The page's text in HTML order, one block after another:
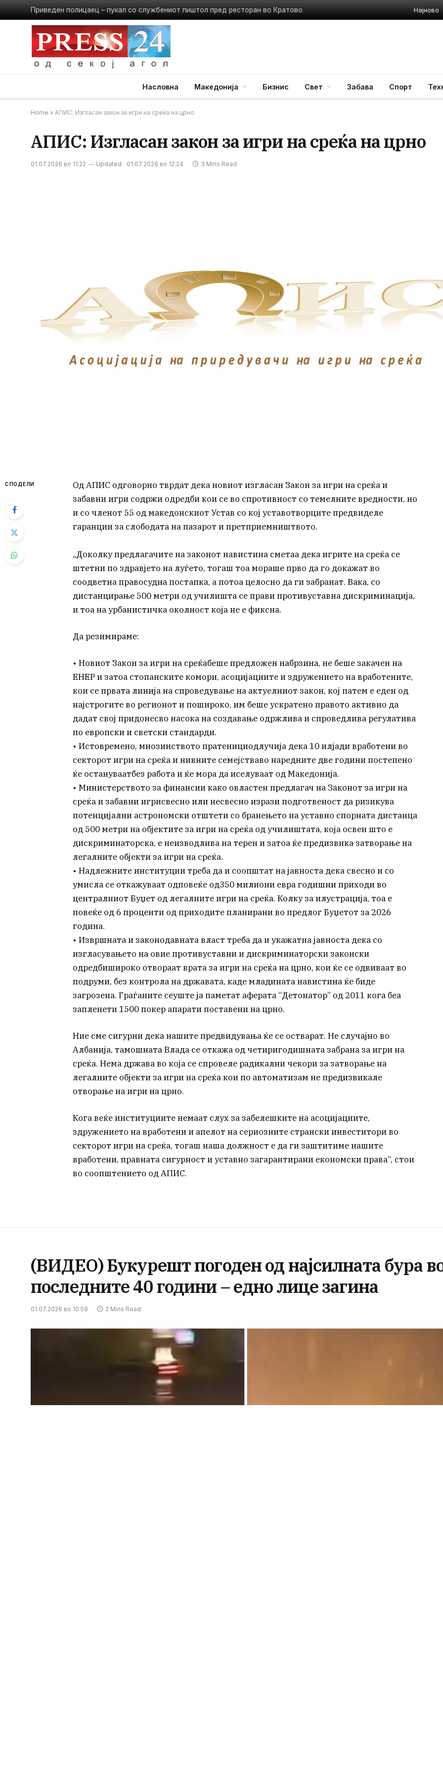
Приведен полицаец – пукал со службениот пиштол пред ресторан во Кратово Најново
Насловна Македонија Бизнис Свет Забава Спорт
Home » АПИС: Изгласан закон за игри на среќа на црно
АПИС: Изгласан закон за игри на среќа на црно
01.07.2026 во 11:22 Updated: 01.07.2026 во 12:24 3 Mins Read
СПОДЕЛИ
Од АПИС одговорно тврдат дека новиот изгласан Закон за игри на среќа и
забавни игри содржи одредби кои се во спротивност со темелните вредности, но
и со членот 55 од македонскиот Устав со кој уставотворците предвиделе
гаранции за слободата на пазарот и претприемништвото.
„Доколку предлагачите на законот навистина сметаа дека игрите на среќа се
штетни по здравјето на луѓето, тогаш тоа мораше прво да го докажат во
соодветна правосудна постапка, а потоа целосно да ги забранат. Вака, со
дистанцирање 500 метри од училишта се прави противуставна дискриминација,
и тоа на урбанистичка околност која не е фиксна.
Да резимираме:
• Новиот Закон за игри на среќабеше предложен набрзина, не беше закачен на
ЕНЕР и затоа стопанските комори, асоцијациите и здружението на вработените,
кои се првата линија на спроведување на актуелниот закон, кој патем е еден од
најстрогите во регионот и пошироко, им беше ускратено правото активно да
дадат свој придонесво насока на создавање одржлива и спроведлива регулатива
по европски и светски стандарди.
• Истовремено, мнозинството пратенициодлучија дека 10 илјади вработени во
секторот игри на среќа и нивните семејстваво наредните две години постепено
ќе остануваатбез работа и ќе мора да иселуваат од Македонија.
• Министерството за финансии како овластен предлагач на Законот за игри на
среќа и забавни игрисвесно или несвесно изрази подготвеност да ризикува
потенцијални астрономски отштети со бранењето на уставно спорната дистанца
од 500 метри на објектите за игри на среќа од училиштата, која освен што е
дискриминаторска, е неизводлива на терен и затоа ќе предизвика затворање на
легалните објекти за игри на среќа.
• Надлежните институции треба да и соопштат на јавноста дека свесно и со
умисла се откажуваат одповеќе од350 милиони евра годишни приходи во
централниот Буџет од легалните игри на среќа. Колку за илустрација, тоа е
повеќе од 6 проценти од приходите планирани во предлог Буџетот за 2026
година.
• Извршната и законодавната власт треба да и укажатна јавноста дека со
изгласувањето на овие противуставни и дискриминаторски законски
одредбишироко отвораат врата за игри на среќа на црно, кои ќе се одвиваат во
подруми, без контрола на државата, каде младината навистина ќе биде
загрозена. Граѓаните сеуште ја паметат аферата “Детонатор” од 2011 кога беа
запленети 1500 покер апарати поставени на црно.
Ние сме сигурни дека нашите предвидувања ќе се остварат. Не случајно во
Албанија, тамошната Влада се откажа од четиригодишната забрана за игри на
среќа. Нема држава во која се спровеле радикални чекори за затворање на
легалните објекти за игри на среќа кои по автоматизам не предизвикале
отворање на игри на црно.
Кога веќе институциите немаат слух за забелешките на асоцијациите,
здружението на вработени и апелот на сериозните странски инвеститори во
секторот игри на среќа, тогаш наша должност е да ги заштитиме нашите
вработени, правната сигурност и уставно загарантирани економски права“, стои
во соопштението од АПИС.
(ВИДЕО) Букурешт погоден од најсилната бура
последните 40 години – едно лице загина
01.07.2026 во 10:59 2 Mins Read